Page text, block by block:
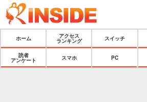
ホーム
アクセス
ランキング
スイッチ
読者
アンケート
スマホ PC